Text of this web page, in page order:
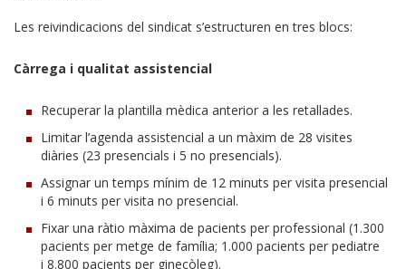
Les reivindicacions del sindicat s’estructuren en tres blocs:
Càrrega i qualitat assistencial
Recuperar la plantilla mèdica anterior a les retallades.
Limitar l’agenda assistencial a un màxim de 28 visites
diàries (23 presencials i 5 no presencials).
Assignar un temps mínim de 12 minuts per visita presencial
i 6 minuts per visita no presencial.
Fixar una ràtio màxima de pacients per professional (1.300
pacients per metge de família; 1.000 pacients per pediatre
i 8.800 pacients per ginecòleg).